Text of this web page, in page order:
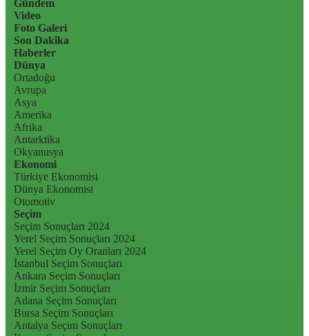
Gündem
Video
Foto Galeri
Son Dakika
Haberler
Dünya
Ortadoğu
Avrupa
Asya
Amerika
Afrika
Antarktika
Okyanusya
Ekonomi
Türkiye Ekonomisi
Dünya Ekonomisi
Otomotiv
Seçim
Seçim Sonuçları 2024
Yerel Seçim Sonuçları 2024
Yerel Seçim Oy Oranları 2024
İstanbul Seçim Sonuçları
Ankara Seçim Sonuçları
İzmir Seçim Sonuçları
Adana Seçim Sonuçları
Bursa Seçim Sonuçları
Antalya Seçim Sonuçları